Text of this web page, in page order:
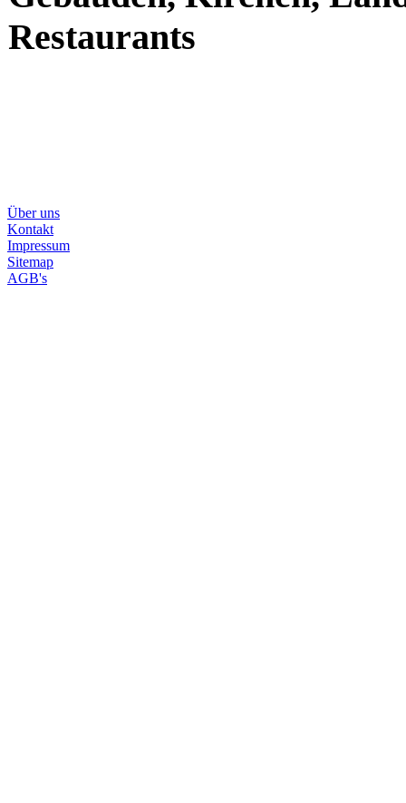
Restaurants
Über uns
Kontakt
Impressum
Sitemap
AGB's